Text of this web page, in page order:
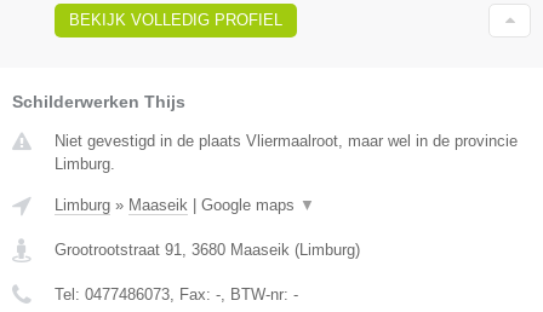
BEKIJK VOLLEDIG PROFIEL
Schilderwerken Thijs
Niet gevestigd in de plaats Vliermaalroot, maar wel in de provincie
Limburg.
Limburg » Maaseik Google maps ▼
Grootrootstraat 91, 3680 Maaseik (Limburg)
Tel: 0477486073, Fax: -, BTW-nr: -